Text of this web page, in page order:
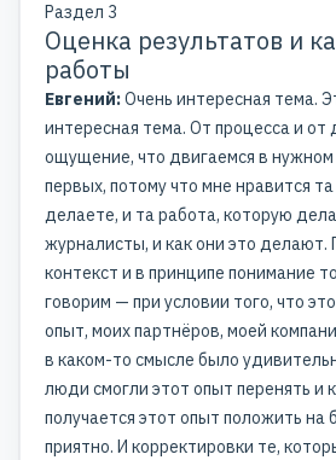
Раздел 3
Оценка результатов и
работы
Евгений:Очень интересная тема.
интересная тема. От процесса и от
ощущение, что двигаемся в
первых, потому что мне нравится
делаете, и та работа, которую
журналисты, и как они это делают.
контекст и в принципе понимание
говорим — при условии того, что
опыт, моих партнёров, моей
в каком-то смысле было
люди смогли этот опыт перенять и
получается этот опыт положить на
приятно. И корректировки те,